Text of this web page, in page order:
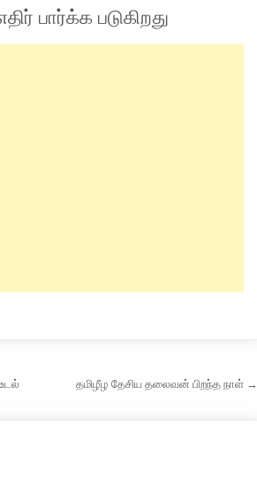
பார்க்க படுகிறது
தமிழீழ தேசிய தலைவன் பிறந்த நாள் →